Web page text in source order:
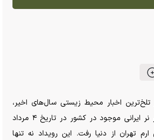
اخبار محیط زیستی سال‌های اخیر،
«هیرمان» تنها شیر نر ایرانی موجود در کشور در تاریخ ۴ مرداد
ارم تهران از دنیا رفت. این رویداد نه تنها